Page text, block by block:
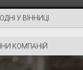
У ВІННИЦІ
КОМПАНІЙ